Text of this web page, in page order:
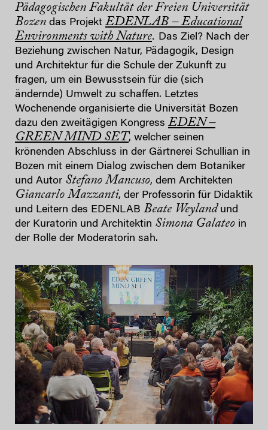
Pädagogischen Fakultät der Freien Universität
Bozen das Projekt EDENLAB – Educational
Environments with Nature. Das Ziel? Nach der
Beziehung zwischen Natur, Pädagogik, Design
und Architektur für die Schule der Zukunft zu
fragen, um ein Bewusstsein für die (sich
ändernde) Umwelt zu schaffen. Letztes
Wochenende organisierte die Universität Bozen
dazu den zweitägigen Kongress EDEN –
GREEN MIND SET, welcher seinen
krönenden Abschluss in der Gärtnerei Schullian in
Bozen mit einem Dialog zwischen dem Botaniker
und Autor Stefano Mancuso, dem Architekten
Giancarlo Mazzanti, der Professorin für Didaktik
und Leitern des EDENLAB Beate Weylandund
der Kuratorin und Architektin Simona Galateo in
der Rolle der Moderatorin sah.